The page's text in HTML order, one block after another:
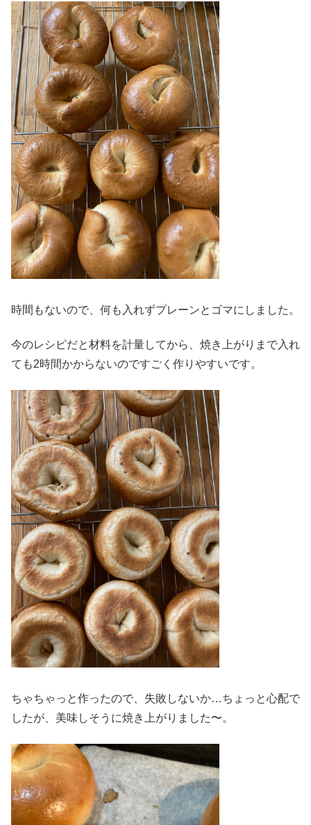
時間もないので、何も入れずプレーンとゴマにしました。
今のレシピだと材料を計量してから、焼き上がりまで入れ
ても2時間かからないのですごく作りやすいです。
ちゃちゃっと作ったので、失敗しないか…ちょっと心配で
したが、美味しそうに焼き上がりました〜。